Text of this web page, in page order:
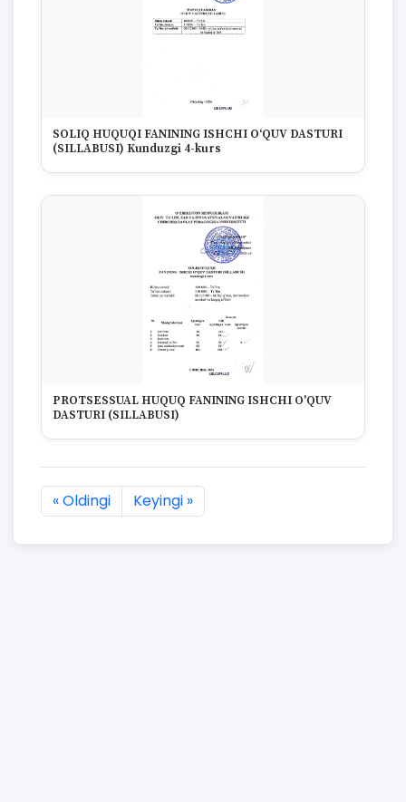
SOLIQ HUQUQI FANINING ISHCHI O‘QUV DASTURI
(SILLABUSI) Kunduzgi 4-kurs
PROTSESSUAL HUQUQ FANINING ISHCHI O'QUV
DASTURI (SILLABUSI)
157 natijaning :first dan :last gacha ko'rsatildi
« Oldingi Keyingi »